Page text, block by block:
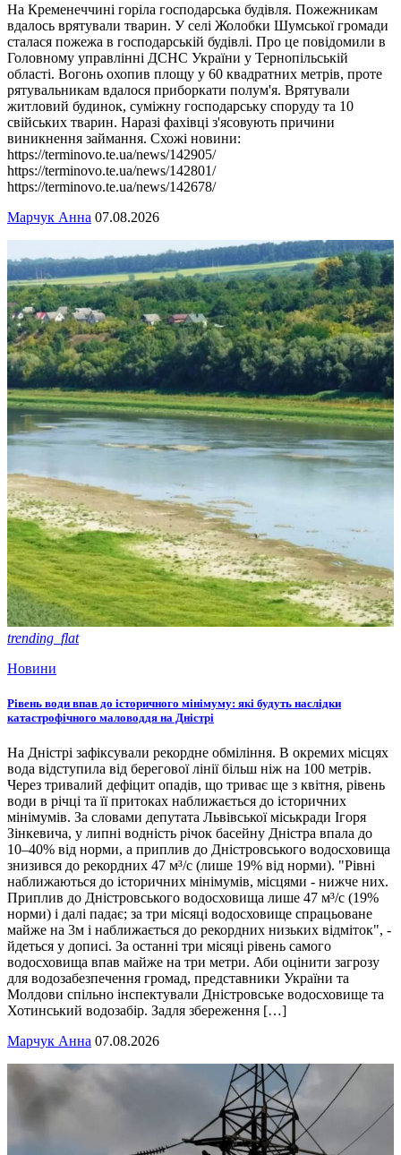
На Кременеччині горіла господарська будівля. Пожежникам
вдалось врятували тварин. У селі Жолобки Шумської громади
сталася пожежа в господарській будівлі. Про це повідомили в
Головному управлінні ДСНС України у Тернопільській
області. Вогонь охопив площу у 60 квадратних метрів, проте
рятувальникам вдалося приборкати полум'я. Врятували
житловий будинок, суміжну господарську споруду та 10
свійських тварин. Наразі фахівці з'ясовують причини
виникнення займання. Схожі новини:
https://terminovo.te.ua/news/142905/
https://terminovo.te.ua/news/142801/
https://terminovo.te.ua/news/142678/
Марчук Анна 07.08.2026
trending_flat
Новини
Рівень води впав до історичного мінімуму: які будуть наслідки
катастрофічного маловоддя на Дністрі
На Дністрі зафіксували рекордне обміління. В окремих місцях
вода відступила від берегової лінії більш ніж на 100 метрів.
Через тривалий дефіцит опадів, що триває ще з квітня, рівень
води в річці та її притоках наближається до історичних
мінімумів. За словами депутата Львівської міськради Ігоря
Зінкевича, у липні водність річок басейну Дністра впала до
10–40% від норми, а приплив до Дністровського водосховища
знизився до рекордних 47 м³/с (лише 19% від норми). "Рівні
наближаються до історичних мінімумів, місцями - нижче них.
Приплив до Дністровського водосховища лише 47 м³/с (19%
норми) і далі падає; за три місяці водосховище спрацьоване
майже на 3м і наближається до рекордних низьких відміток", -
йдеться у дописі. За останні три місяці рівень самого
водосховища впав майже на три метри. Аби оцінити загрозу
для водозабезпечення громад, представники України та
Молдови спільно інспектували Дністровське водосховище та
Хотинський водозабір. Задля збереження […]
Марчук Анна 07.08.2026